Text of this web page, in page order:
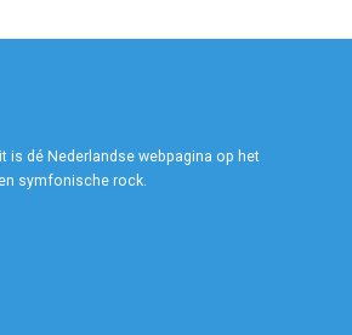
is dé Nederlandse webpagina op het
symfonische rock.